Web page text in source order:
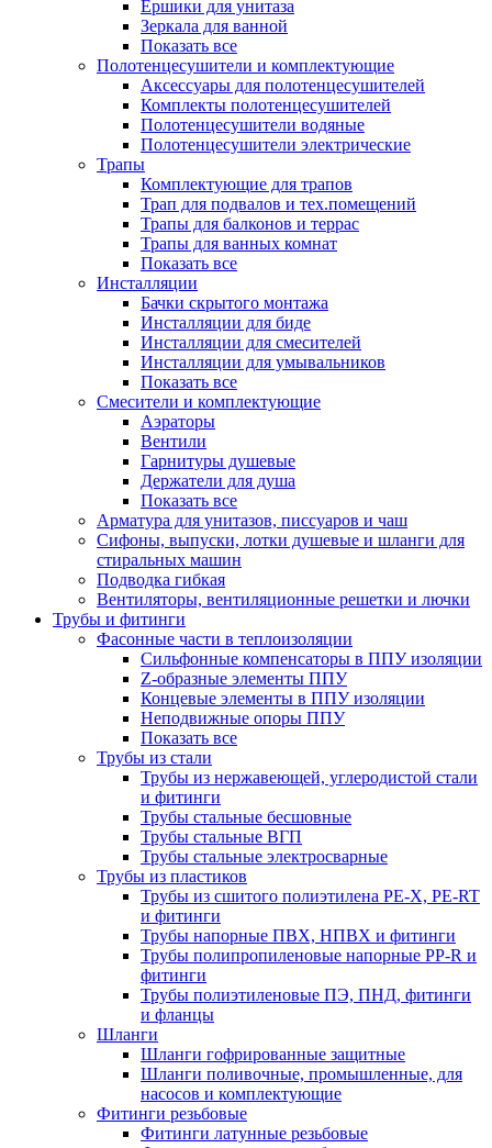
Ершики для унитаза
Зеркала для ванной
Показать все
Полотенцесушители и комплектующие
Аксессуары для полотенцесушителей
Комплекты полотенцесушителей
Полотенцесушители водяные
Полотенцесушители электрические
Трапы
Комплектующие для трапов
Трап для подвалов и тех.помещений
Трапы для балконов и террас
Трапы для ванных комнат
Показать все
Инсталляции
Бачки скрытого монтажа
Инсталляции для биде
Инсталляции для смесителей
Инсталляции для умывальников
Показать все
Смесители и комплектующие
Аэраторы
Вентили
Гарнитуры душевые
Держатели для душа
Показать все
Арматура для унитазов, писсуаров и чаш
Сифоны, выпуски, лотки душевые и шланги для
стиральных машин
Подводка гибкая
Вентиляторы, вентиляционные решетки и лючки
Трубы и фитинги
Фасонные части в теплоизоляции
Cильфонные компенсаторы в ППУ изоляции
Z-образные элементы ППУ
Концевые элементы в ППУ изоляции
Неподвижные опоры ППУ
Показать все
Трубы из стали
Трубы из нержавеющей, углеродистой стали
и фитинги
Трубы стальные бесшовные
Трубы стальные ВГП
Трубы стальные электросварные
Трубы из пластиков
Трубы из сшитого полиэтилена PE-X, PE-RT
и фитинги
Трубы напорные ПВХ, НПВХ и фитинги
Трубы полипропиленовые напорные PP-R и
фитинги
Трубы полиэтиленовые ПЭ, ПНД, фитинги
и фланцы
Шланги
Шланги гофрированные защитные
Шланги поливочные, промышленные, для
насосов и комплектующие
Фитинги резьбовые
Фитинги латунные резьбовые